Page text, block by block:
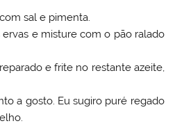
sal e pimenta.
e misture com o pão ralado
e frite no restante azeite,
a gosto. Eu sugiro puré regado